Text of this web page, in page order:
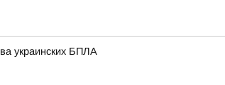
украинских БПЛА